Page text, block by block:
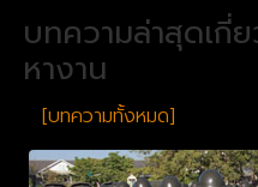
บทความล่าสุดเกี่
หางาน
[บทความทั้งหมด]